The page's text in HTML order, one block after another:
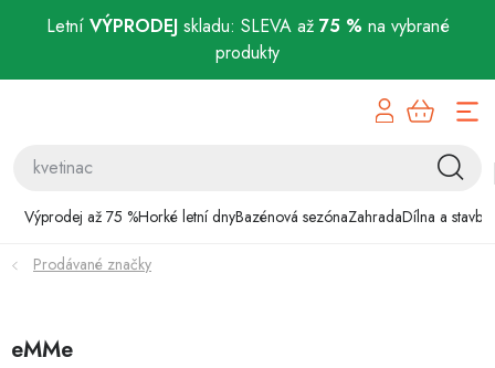
Letní VÝPRODEJskladu: SLEVA až 75 % na vybrané
produkty
Výprodej až 75 %Horké letní dnyBazénová sezónaZahradaDílna a stavba
Bazénová sezóna
Zahrada
Prodávané značky
eMMe